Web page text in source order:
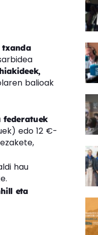
txanda
balioak
federatuek
edo 12 €-
hau
eta